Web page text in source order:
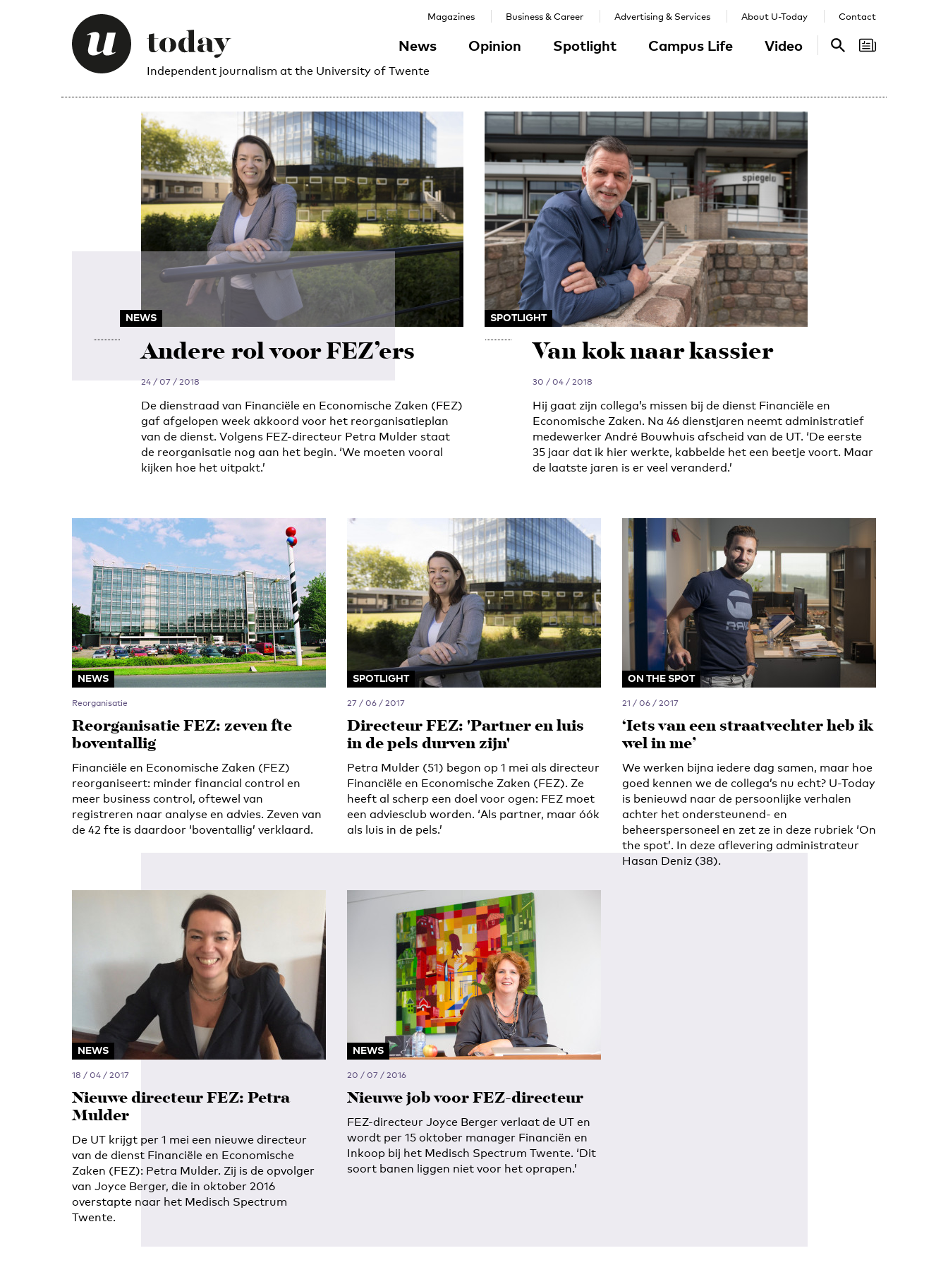
Independent journalism at the University of Twente
News Opinion Spotlight Campus Life Video
Magazines Business & Career Advertising & Services About U-Today Contact
Search
NEWS
Andere rol voor FEZ’ers
24 / 07 / 2018
De dienstraad van Financiële en Economische Zaken (FEZ)
gaf afgelopen week akkoord voor het reorganisatieplan
van de dienst. Volgens FEZ-directeur Petra Mulder staat
de reorganisatie nog aan het begin. ‘We moeten vooral
kijken hoe het uitpakt.’
SPOTLIGHT
Van kok naar kassier
30 / 04 / 2018
Hij gaat zijn collega’s missen bij de dienst Financiële en
Economische Zaken. Na 46 dienstjaren neemt administratief
medewerker André Bouwhuis afscheid van de UT. ‘De eerste
35 jaar dat ik hier werkte, kabbelde het een beetje voort. Maar
de laatste jaren is er veel veranderd.’
NEWS
Reorganisatie
Reorganisatie FEZ: zeven fte
boventallig
Financiële en Economische Zaken (FEZ)
reorganiseert: minder financial control en
meer business control, oftewel van
registreren naar analyse en advies. Zeven van
de 42 fte is daardoor ‘boventallig’ verklaard.
SPOTLIGHT
27 / 06 / 2017
Directeur FEZ: 'Partner en luis
in de pels durven zijn'
Petra Mulder (51) begon op 1 mei als directeur
Financiële en Economische Zaken (FEZ). Ze
heeft al scherp een doel voor ogen: FEZ moet
een adviesclub worden. ‘Als partner, maar óók
als luis in de pels.’
ON THE SPOT
21 / 06 / 2017
‘Iets van een straatvechter heb ik
wel in me’
We werken bijna iedere dag samen, maar hoe
goed kennen we de collega’s nu echt? U-Today
is benieuwd naar de persoonlijke verhalen
achter het ondersteunend- en
beheerspersoneel en zet ze in deze rubriek ‘On
the spot’. In deze aflevering administrateur
Hasan Deniz (38).
NEWS
18 / 04 / 2017
Nieuwe directeur FEZ: Petra
Mulder
De UT krijgt per 1 mei een nieuwe directeur
van de dienst Financiële en Economische
Zaken (FEZ): Petra Mulder. Zij is de opvolger
van Joyce Berger, die in oktober 2016
overstapte naar het Medisch Spectrum
Twente.
NEWS
20 / 07 / 2016
Nieuwe job voor FEZ-directeur
FEZ-directeur Joyce Berger verlaat de UT en
wordt per 15 oktober manager Financiën en
Inkoop bij het Medisch Spectrum Twente. ‘Dit
soort banen liggen niet voor het oprapen.’